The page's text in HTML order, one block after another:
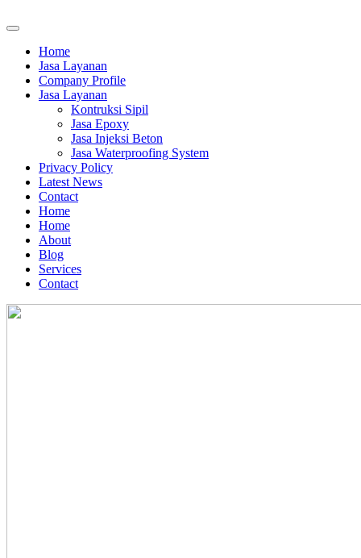
Home
Jasa Layanan
Company Profile
Jasa Layanan
Kontruksi Sipil
Jasa Epoxy
Jasa Injeksi Beton
Jasa Waterproofing System
Privacy Policy
Latest News
Contact
Home
Home
About
Blog
Services
Contact